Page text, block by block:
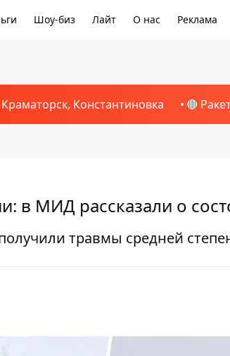
Шоу-биз Лайт О нас Реклама
Константиновка 🔴
в МИД рассказали о
травмы средней